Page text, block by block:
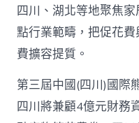
四川、湖北等地聚焦
點行業範疇，把促花
費擴容提質。
第三屆中國(四川)國際
四川將兼顧4億元財務